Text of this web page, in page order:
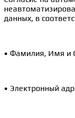
данных, в
• Фамилия, Имя и
• Электронный